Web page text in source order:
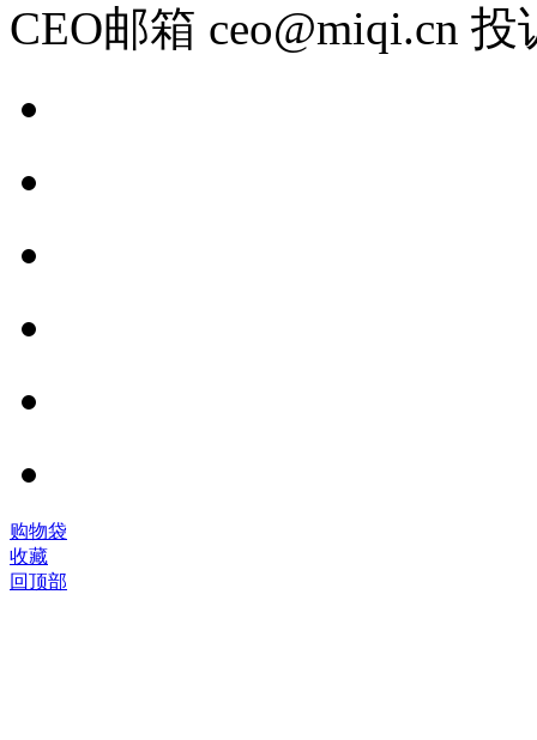
CEO邮箱 ceo@miqi.cn
©
2005-
2026
威
购物袋
收藏
回顶部